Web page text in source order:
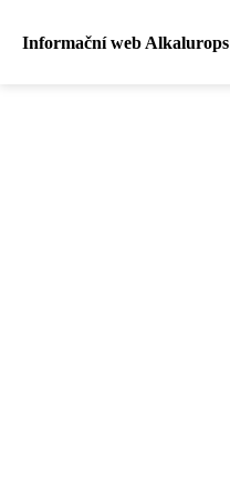
Informační web Alkalurops